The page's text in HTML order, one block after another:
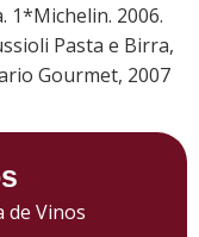
1*Michelin. 2006.
Pasta e Birra,
Gourmet, 2007
de Vinos